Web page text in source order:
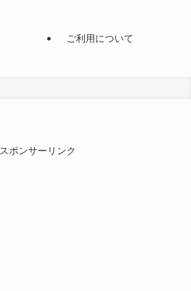
ご利用について
スポンサーリンク